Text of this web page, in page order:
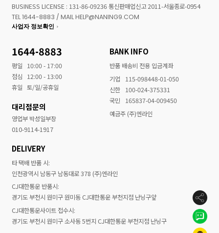
BUSINESS LICENSE : 131-86-09236 통신판매업신고 2011-서울종로-0954
TEL 1644-8883 / MAIL HELP@NANING9.COM
사업자 정보확인
1644-8883
평일
10:00 - 17:00
점심
12:00 - 13:00
휴일 토/일/공휴일
대리점문의
영업부 박성일부장
010-9114-1917
BANK INFO
반품 배송비 전용 입금계좌
기업
115-098448-01-050
신한
100-024-375331
국민
165837-04-009450
예금주 (주)엔라인
DELIVERY
타 택배 반품 시:
인천광역시 남동구 남동대로 378 (주)엔라인
CJ대한통운 반품시:
경기도 부천시 원미구 원미동 CJ대한통운 부천지점 난닝구앞
CJ대한통운사이트 접수시:
경기도 부천시 원미구 소사동 5번지 CJ대한통운 부천지점 난닝구